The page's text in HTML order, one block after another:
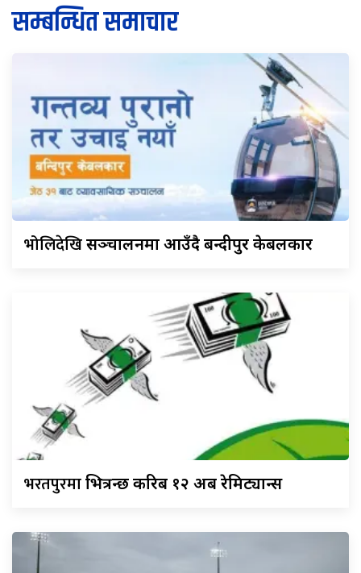
सम्बन्धित समाचार
भोलिदेखिसञ्चालनमा आउँदै बन्दीपुर केबलकार
भरतपुरमाभित्रन्छ करिब १२ अर्ब रेमिट्यान्स